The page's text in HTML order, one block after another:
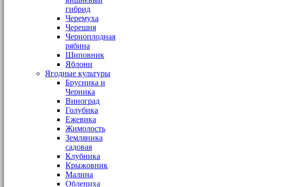
гибрид
Черемуха
Черешня
Черноплодная
рябина
Шиповник
Яблони
Ягодные культуры
Брусника и
Черника
Виноград
Голубика
Ежевика
Жимолость
Земляника
садовая
Клубника
Крыжовник
Малина
Облепиха